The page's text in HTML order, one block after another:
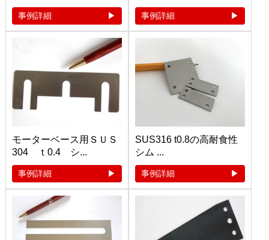
事例詳細 事例詳細
モーターベース用ＳＵＳ
304 ｔ0.4 シ...
事例詳細
SUS316 t0.8の高耐食性
シム ...
事例詳細